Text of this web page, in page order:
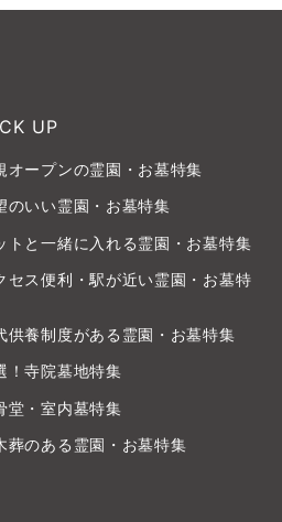
UP
オープンの霊園・お墓特集
のいい霊園・お墓特集
トと一緒に入れる霊園・お墓特集
セス便利・駅が近い霊園・お墓特
供養制度がある霊園・お墓特集
！寺院墓地特集
堂・室内墓特集
葬のある霊園・お墓特集